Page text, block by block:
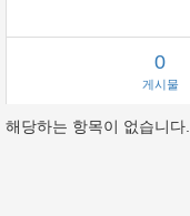
0
게시물
해당하는 항목이 없습니다.